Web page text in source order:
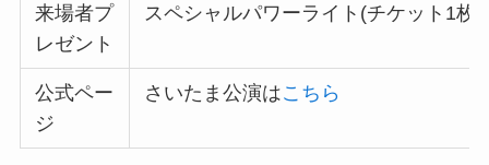
来場者プ
レゼント
スペシャルパワーライト(チケット1枚
公式ペー
ジ
さいたま公演はこちら